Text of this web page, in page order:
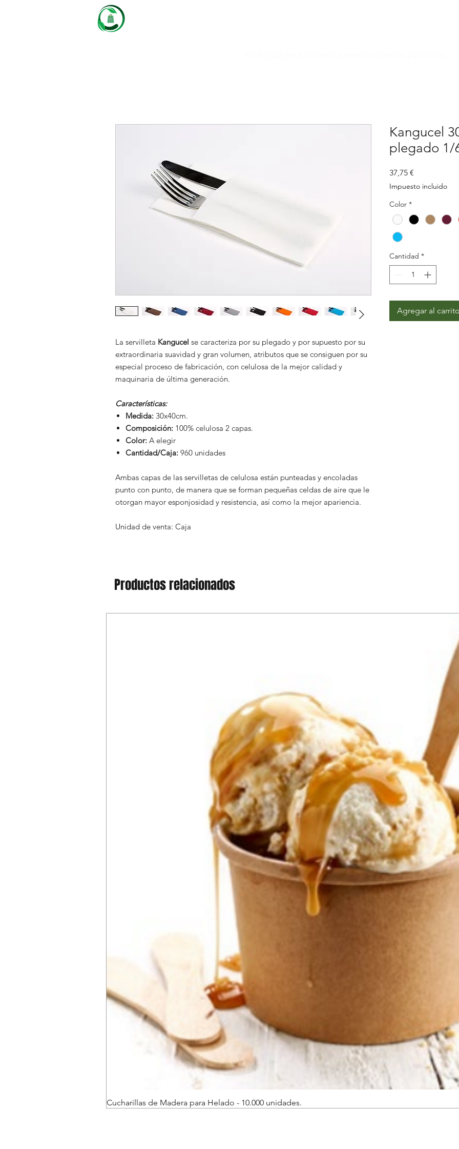
La servilleta Kangucel se caracteriza por su plegado y por supuesto por su
extraordinaria suavidad y gran volumen, atributos que se consiguen por su
especial proceso de fabricación, con celulosa de la mejor calidad y
maquinaria de última generación.
Características:
Medida: 30x40cm.
Composición: 100% celulosa 2 capas.
Color: A elegir
Cantidad/Caja: 960 unidades
Ambas capas de las servilletas de celulosa están punteadas y encoladas
punto con punto, de manera que se forman pequeñas celdas de aire que le
otorgan mayor esponjosidad y resistencia, así como la mejor apariencia.
Unidad de venta: Caja
Kangucel
plegado 1/
37,75 €
Impuesto incluido
Color *
Cantidad *
Agregar al
Productos relacionados
Cucharillas de Madera para Helado - 10.000 unidades.